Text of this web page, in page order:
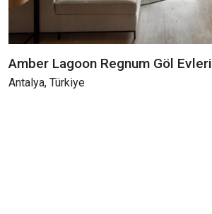
Amber Lagoon Regnum Göl Evleri
Antalya, Türkiye